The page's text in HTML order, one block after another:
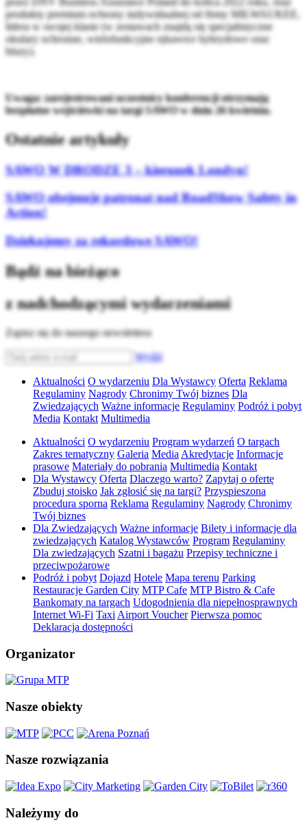
produkty premium ochrony indywidualnej od firmy MILWAUKEE,
lidera w swojej klasie (w zestawach znajdą się specjalistyczne
okulary ochronne, wielofunkcyjne rękawice hybrydowe oraz
bluzy).
Uwaga: zarejestrowani uczestnicy konferencji otrzymają
bezpłatne wejściówki na targi SAWO w dniu 26 kwietnia.
Ostatnie artykuły
SAWO W DRODZE 3 – kierunek Londyn!
SAWO obejmuje patronat nad RoadShow Safety in
Action!
Dziękujemy za rekordowe SAWO!
Bądź na bieżąco
z nadchodzącymi wydarzeniami
Zapisz się do naszego newslettera
Wyślij
Aktualności O wydarzeniu Dla Wystawcy Oferta Reklama
Regulaminy Nagrody Chronimy Twój biznes Dla
Zwiedzających Ważne informacje Regulaminy Podróż i pobyt
Media Kontakt Multimedia
Aktualności O wydarzeniu Program wydarzeń O targach
Zakres tematyczny Galeria Media Akredytacje Informacje
prasowe Materiały do pobrania Multimedia Kontakt
Dla Wystawcy Oferta Dlaczego warto? Zapytaj o ofertę
Zbuduj stoisko Jak zgłosić się na targi? Przyspieszona
procedura sporna Reklama Regulaminy Nagrody Chronimy
Twój biznes
Dla Zwiedzających Ważne informacje Bilety i informacje dla
zwiedzających Katalog Wystawców Program Regulaminy
Dla zwiedzających Szatni i bagażu Przepisy techniczne i
przeciwpożarowe
Podróż i pobyt Dojazd Hotele Mapa terenu Parking
Restauracje Garden City MTP Cafe MTP Bistro & Cafe
Bankomaty na targach Udogodnienia dla niepełnosprawnych
Internet Wi-Fi Taxi Airport Voucher Pierwsza pomoc
Deklaracja dostępności
Organizator
Nasze obiekty
Nasze rozwiązania
Należymy do